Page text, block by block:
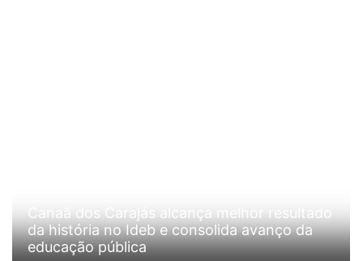
Canaã dos Carajás alcança melhor resultado
da história no Ideb e consolida avanço da
educação pública